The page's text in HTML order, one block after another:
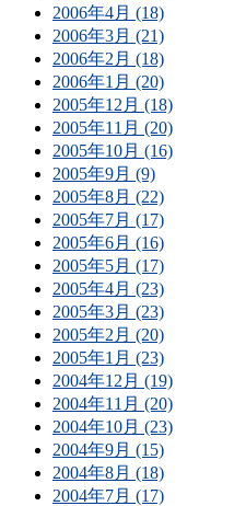
2006年4月 (18)
2006年3月 (21)
2006年2月 (18)
2006年1月 (20)
2005年12月 (18)
2005年11月 (20)
2005年10月 (16)
2005年9月 (9)
2005年8月 (22)
2005年7月 (17)
2005年6月 (16)
2005年5月 (17)
2005年4月 (23)
2005年3月 (23)
2005年2月 (20)
2005年1月 (23)
2004年12月 (19)
2004年11月 (20)
2004年10月 (23)
2004年9月 (15)
2004年8月 (18)
2004年7月 (17)